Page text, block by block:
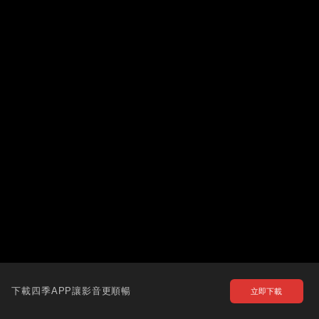
下載四季APP讓影音更順暢 立即下載